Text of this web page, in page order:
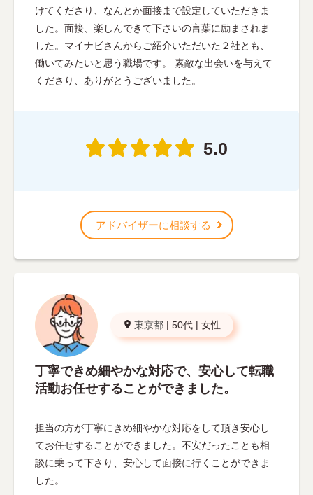
けてくださり、なんとか面接まで設定していただきま
した。面接、楽しんできて下さいの言葉に励まされま
した。マイナビさんからご紹介いただいた２社とも、
働いてみたいと思う職場です。 素敵な出会いを与えて
くださり、ありがとうございました。
5.0
アドバイザーに相談する
東京都 | 50代 | 女性
丁寧できめ細やかな対応で、安心して転職
活動お任せすることができました。
担当の方が丁寧にきめ細やかな対応をして頂き安心し
てお任せすることができました。不安だったことも相
談に乗って下さり、安心して面接に行くことができま
した。